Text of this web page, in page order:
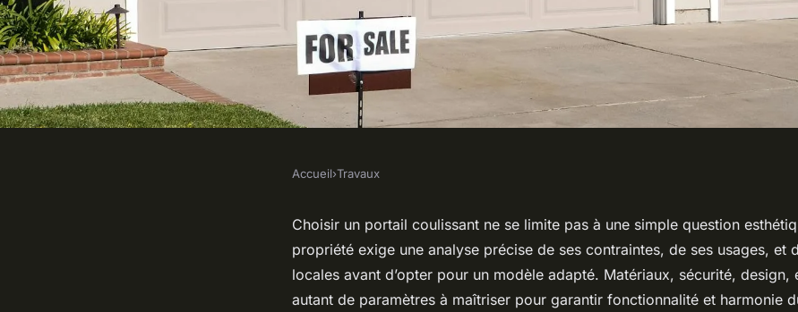
Top 5 conseils pour sélectionner le
portail coulissant parfait
Accueil›Travaux
Choisir un portail coulissant ne se limite pas à une simple question
propriété exige une analyse précise de ses contraintes, de ses usages, et
locales avant d’opter pour un modèle adapté. Matériaux, sécurité, design,
autant de paramètres à maîtriser pour garantir fonctionnalité et harmonie